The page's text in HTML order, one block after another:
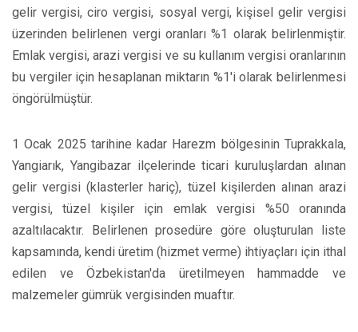
gelir vergisi, ciro vergisi, sosyal vergi, kişisel gelir vergisi
üzerinden belirlenen vergi oranları %1 olarak belirlenmiştir.
Emlak vergisi, arazi vergisi ve su kullanım vergisi oranlarının
bu vergiler için hesaplanan miktarın %1'i olarak belirlenmesi
öngörülmüştür.
1 Ocak 2025 tarihine kadar Harezm bölgesinin Tuprakkala,
Yangiarık, Yangibazar ilçelerinde ticari kuruluşlardan alınan
gelir vergisi (klasterler hariç), tüzel kişilerden alınan arazi
vergisi, tüzel kişiler için emlak vergisi %50 oranında
azaltılacaktır. Belirlenen prosedüre göre oluşturulan liste
kapsamında, kendi üretim (hizmet verme) ihtiyaçları için ithal
edilen ve Özbekistan'da üretilmeyen hammadde ve
malzemeler gümrük vergisinden muaftır.